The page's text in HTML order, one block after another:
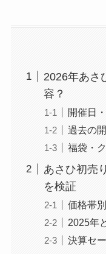
2026年あさ
容？
開催日
過去の
福袋・
あさひ初売
を検証
価格帯
2025年
決算セ